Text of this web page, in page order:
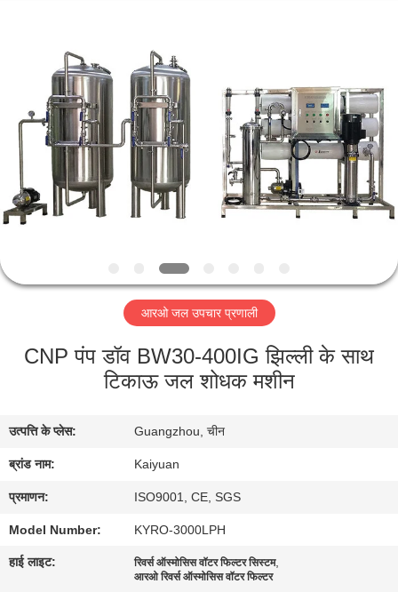
उत्पादों
हमारे
में
भ्रमण
नियंत्रण
संपर्क
करें
आरओ जल उपचार प्रणाली
CNP पंप डॉव BW30-400IG झिल्ली के साथ
टिकाऊ जल शोधक मशीन
उत्पत्ति के प्लेस: Guangzhou, चीन
ब्रांड नाम: Kaiyuan
प्रमाणन: ISO9001, CE, SGS
Model Number: KYRO-3000LPH
हाई लाइट: रिवर्स ऑस्मोसिस वॉटर फिल्टर सिस्टम,
आरओ रिवर्स ऑस्मोसिस वॉटर फिल्टर